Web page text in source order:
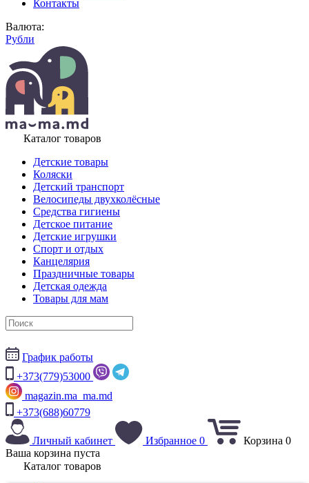
Контакты
Валюта:
Рубли
Каталог товаров
Детские товары
Коляски
Детский транспорт
Велосипеды двухколёсные
Средства гигиены
Детское питание
Детские игрушки
Спорт и отдых
Канцелярия
Праздничные товары
Детская одежда
Товары для мам
График работы
+373(779)53000
magazin.ma_ma.md
+373(688)60779
Личный кабинет Избранное 0 Корзина 0
Ваша корзина пуста
Каталог товаров